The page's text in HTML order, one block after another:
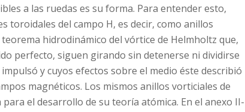
a las ruedas es su forma. Para entender esto,
toroidales del campo H, es decir, como anillos
hidrodinámico del vórtice de Helmholtz que,
perfecto, siguen girando sin detenerse ni dividirse
y cuyos efectos sobre el medio éste describió
magnéticos. Los mismos anillos vorticiales de
el desarrollo de su teoría atómica. En el anexo II-